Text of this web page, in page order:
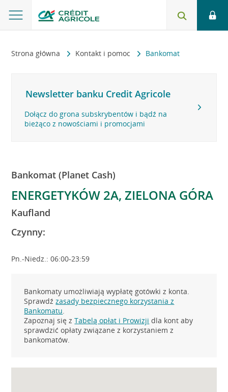
Strona główna Kontakt i pomoc Bankomat
Newsletter banku Credit Agricole
Dołącz do grona subskrybentów i bądź na
bieżąco z nowościami i promocjami
Bankomat (Planet Cash)
ENERGETYKÓW 2A, ZIELONA GÓRA
Kaufland
Czynny:
Pn.-Niedz.: 06:00-23:59
Bankomaty umożliwiają wypłatę gotówki z konta.
Sprawdźzasady bezpiecznego korzystania z
Bankomatu.
Zapoznaj się zTabelą opłat i Prowizji dla kont aby
sprawdzić opłaty związane z korzystaniem z
bankomatów.